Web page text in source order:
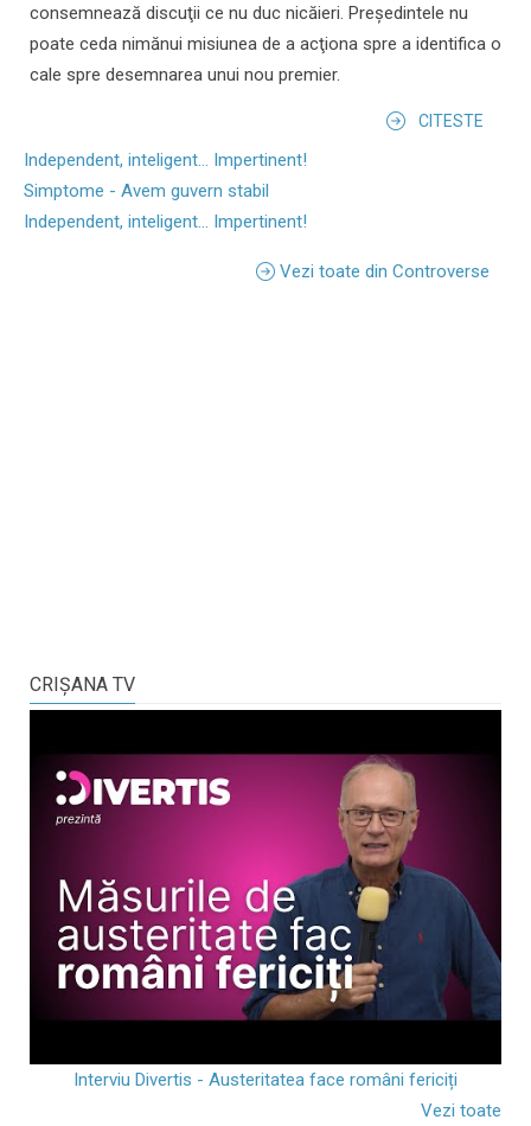
consemnează discuţii ce nu duc nicăieri. Preşedintele nu
poate ceda nimănui misiunea de a acţiona spre a identifica o
cale spre desemnarea unui nou premier.
CITESTE
Independent, inteligent... Impertinent!
Simptome - Avem guvern stabil
Independent, inteligent... Impertinent!
Vezi toate din Controverse
CRIŞANA TV
Interviu Divertis - Austeritatea face români fericiți
Vezi toate